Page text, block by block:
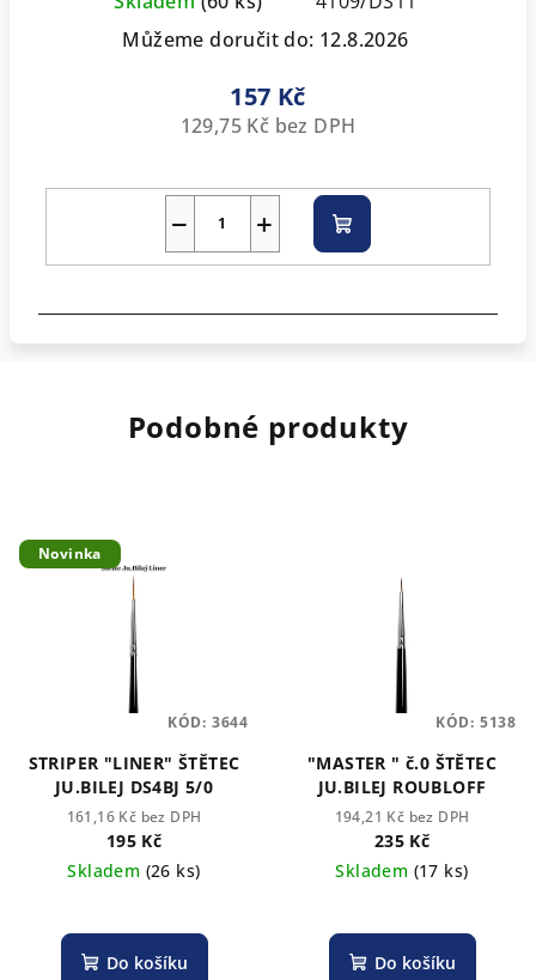
Můžeme doručit do: 12.8.2026
157 Kč
129,75 Kč bez DPH
+
− Do
košíku
Podobné produkty
Novinka
STRIPER "LINER" ŠTĚTEC
JU.BILEJ DS4BJ 5/0
161,16 Kč bez DPH
195 Kč
Skladem (26 ks)
hodnocení
produktu
Do košíku
KÓD: 3644
"MASTER " č.0 ŠTĚTEC
JU.BILEJ ROUBLOFF
194,21 Kč bez DPH
235 Kč
Skladem (17 ks)
Do košíku
KÓD: 5138